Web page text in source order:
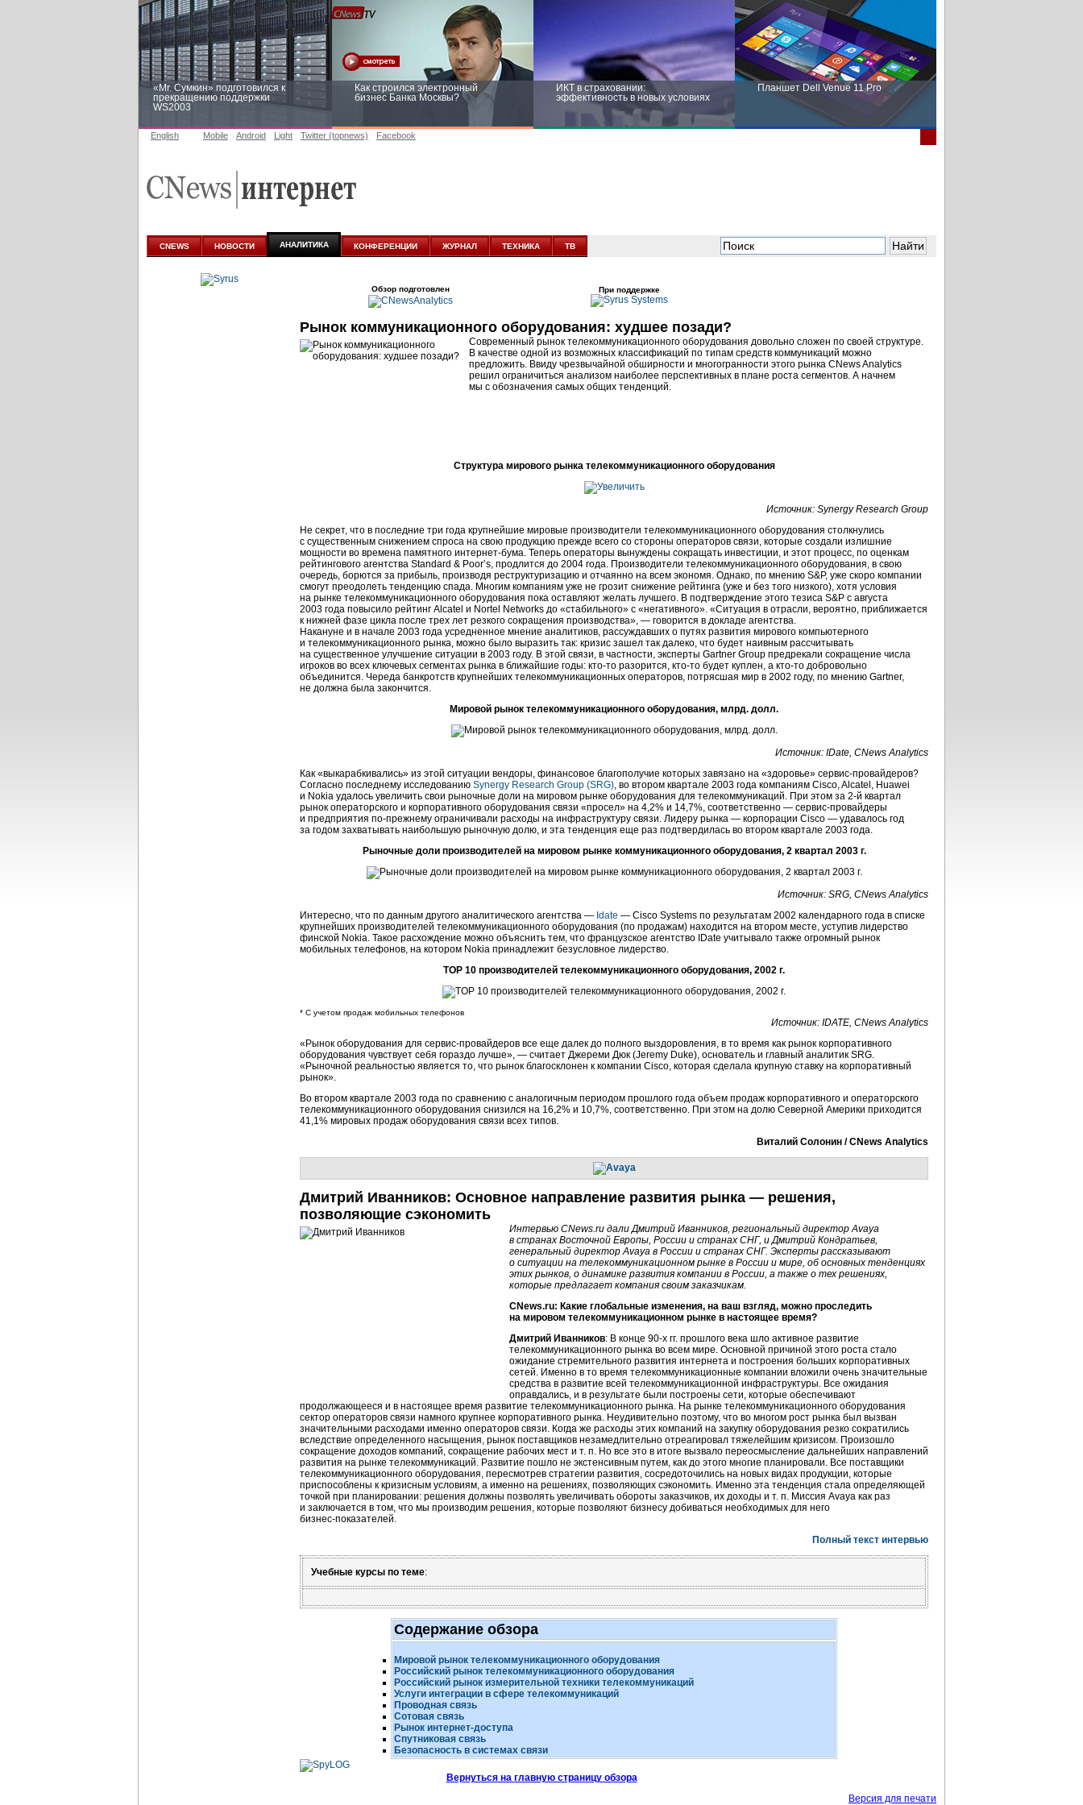
«Mr. Сумкин» подготовился к
прекращению поддержки
WS2003
Как строился электронный
бизнес Банка Москвы?
ИКТ в страховании:
эффективность в новых условиях
Планшет Dell Venue 11 Pro
аналитике
новых условиях
English Mobile Android Light Twitter (topnews) Facebook
CNEWS НОВОСТИ АНАЛИТИКА КОНФЕРЕНЦИИ ЖУРНАЛ ТЕХНИКА ТВ
Обзор подготовлен При поддержке
Рынок коммуникационного оборудования: худшее позади?
Современный рынок телекоммуникационного оборудования довольно сложен по своей структуре.
В качестве одной из возможных классификаций по типам средств коммуникаций можно
предложить. Ввиду чрезвычайной обширности и многогранности этого рынка CNews Analytics
решил ограничиться анализом наиболее перспективных в плане роста сегментов. А начнем
мы с обозначения самых общих тенденций.
Структура мирового рынка телекоммуникационного оборудования
Источник: Synergy Research Group
Не секрет, что в последние три года крупнейшие мировые производители телекоммуникационного оборудования столкнулись
с существенным снижением спроса на свою продукцию прежде всего со стороны операторов связи, которые создали излишние
мощности во времена памятного интернет-бума. Теперь операторы вынуждены сокращать инвестиции, и этот процесс, по оценкам
рейтингового агентства Standard & Poor’s, продлится до 2004 года. Производители телекоммуникационного оборудования, в свою
очередь, борются за прибыль, производя реструктуризацию и отчаянно на всем экономя. Однако, по мнению S&P, уже скоро компании
смогут преодолеть тенденцию спада. Многим компаниям уже не грозит снижение рейтинга (уже и без того низкого), хотя условия
на рынке телекоммуникационного оборудования пока оставляют желать лучшего. В подтверждение этого тезиса S&P с августа
2003 года повысило рейтинг Alcatel и Nortel Networks до «стабильного» с «негативного». «Ситуация в отрасли, вероятно, приближается
к нижней фазе цикла после трех лет резкого сокращения производства», — говорится в докладе агентства.
Накануне и в начале 2003 года усредненное мнение аналитиков, рассуждавших о путях развития мирового компьютерного
и телекоммуникационного рынка, можно было выразить так: кризис зашел так далеко, что будет наивным рассчитывать
на существенное улучшение ситуации в 2003 году. В этой связи, в частности, эксперты Gartner Group предрекали сокращение числа
игроков во всех ключевых сегментах рынка в ближайшие годы: кто-то разорится, кто-то будет куплен, а кто-то добровольно
объединится. Череда банкротств крупнейших телекоммуникационных операторов, потрясшая мир в 2002 году, по мнению Gartner,
не должна была закончится.
Мировой рынок телекоммуникационного оборудования, млрд. долл.
Источник: IDate, CNews Analytics
Как «выкарабкивались» из этой ситуации вендоры, финансовое благополучие которых завязано на «здоровье» сервис-провайдеров?
Согласно последнему исследованию Synergy Research Group (SRG), во втором квартале 2003 года компаниям Cisco, Alcatel, Huawei
и Nokia удалось увеличить свои рыночные доли на мировом рынке оборудования для телекоммуникаций. При этом за 2-й квартал
рынок операторского и корпоративного оборудования связи «просел» на 4,2% и 14,7%, соответственно — сервис-провайдеры
и предприятия по-прежнему ограничивали расходы на инфраструктуру связи. Лидеру рынка — корпорации Cisco — удавалось год
за годом захватывать наибольшую рыночную долю, и эта тенденция еще раз подтвердилась во втором квартале 2003 года.
Рыночные доли производителей на мировом рынке коммуникационного оборудования, 2 квартал 2003 г.
Источник: SRG, CNews Analytics
Интересно, что по данным другого аналитического агентства — Idate — Cisco Systems по результатам 2002 календарного года в списке
крупнейших производителей телекоммуникационного оборудования (по продажам) находится на втором месте, уступив лидерство
финской Nokia. Такое расхождение можно объяснить тем, что французское агентство IDate учитывало также огромный рынок
мобильных телефонов, на котором Nokia принадлежит безусловное лидерство.
TОР 10 производителей телекоммуникационного оборудования, 2002 г.
* С учетом продаж мобильных телефонов
Источник: IDATE, CNews Analytics
«Рынок оборудования для сервис-провайдеров все еще далек до полного выздоровления, в то время как рынок корпоративного
оборудования чувствует себя гораздо лучше», — считает Джереми Дюк (Jeremy Duke), основатель и главный аналитик SRG.
«Рыночной реальностью является то, что рынок благосклонен к компании Cisco, которая сделала крупную ставку на корпоративный
рынок».
Во втором квартале 2003 года по сравнению с аналогичным периодом прошлого года объем продаж корпоративного и операторского
телекоммуникационного оборудования снизился на 16,2% и 10,7%, соответственно. При этом на долю Северной Америки приходится
41,1% мировых продаж оборудования связи всех типов.
Виталий Солонин / CNews Analytics
Дмитрий Иванников: Основное направление развития рынка — решения,
позволяющие сэкономить
Интервью CNews.ru дали Дмитрий Иванников, региональный директор Avaya
в странах Восточной Европы, России и странах СНГ, и Дмитрий Кондратьев,
генеральный директор Avaya в России и странах СНГ. Эксперты рассказывают
о ситуации на телекоммуникационном рынке в России и мире, об основных тенденциях
этих рынков, о динамике развития компании в России, а также о тех решениях,
которые предлагает компания своим заказчикам.
CNews.ru: Какие глобальные изменения, на ваш взгляд, можно проследить
на мировом телекоммуникационном рынке в настоящее время?
Дмитрий Иванников: В конце 90-х гг. прошлого века шло активное развитие
телекоммуникационного рынка во всем мире. Основной причиной этого роста стало
ожидание стремительного развития интернета и построения больших корпоративных
сетей. Именно в то время телекоммуникационные компании вложили очень значительные
средства в развитие всей телекоммуникационной инфраструктуры. Все ожидания
оправдались, и в результате были построены сети, которые обеспечивают
продолжающееся и в настоящее время развитие телекоммуникационного рынка. На рынке телекоммуникационного оборудования
сектор операторов связи намного крупнее корпоративного рынка. Неудивительно поэтому, что во многом рост рынка был вызван
значительными расходами именно операторов связи. Когда же расходы этих компаний на закупку оборудования резко сократились
вследствие определенного насыщения, рынок поставщиков незамедлительно отреагировал тяжелейшим кризисом. Произошло
сокращение доходов компаний, сокращение рабочих мест и т. п. Но все это в итоге вызвало переосмысление дальнейших направлений
развития на рынке телекоммуникаций. Развитие пошло не экстенсивным путем, как до этого многие планировали. Все поставщики
телекоммуникационного оборудования, пересмотрев стратегии развития, сосредоточились на новых видах продукции, которые
приспособлены к кризисным условиям, а именно на решениях, позволяющих сэкономить. Именно эта тенденция стала определяющей
точкой при планировании: решения должны позволять увеличивать обороты заказчиков, их доходы и т. п. Миссия Avaya как раз
и заключается в том, что мы производим решения, которые позволяют бизнесу добиваться необходимых для него
бизнес-показателей.
Полный текст интервью
Учебные курсы по теме:
Содержание обзора
Мировой рынок телекоммуникационного оборудования
Российский рынок телекоммуникационного оборудования
Российский рынок измерительной техники телекоммуникаций
Услуги интеграции в сфере телекоммуникаций
Проводная связь
Сотовая связь
Рынок интернет-доступа
Спутниковая связь
Безопасность в системах связи
Вернуться на главную страницу обзора
Версия для печати